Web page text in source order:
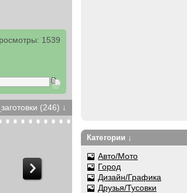
1539
(246) ↓
Категории ↓
Авто/Мото
Город
Дизайн/Графика
Друзья/Тусовки